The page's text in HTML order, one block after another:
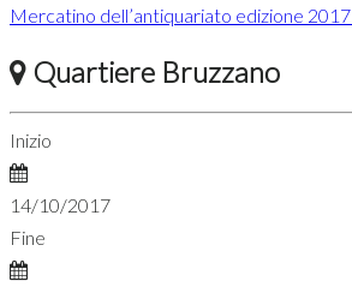
Mercatino dell’antiquariato edizione 2017
Quartiere Bruzzano
Inizio
14/10/2017
Fine